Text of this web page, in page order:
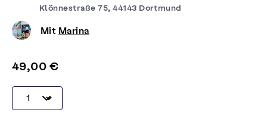
Klönnestraße 75, 44143 Dortmund
Mit Marina
49,00 €